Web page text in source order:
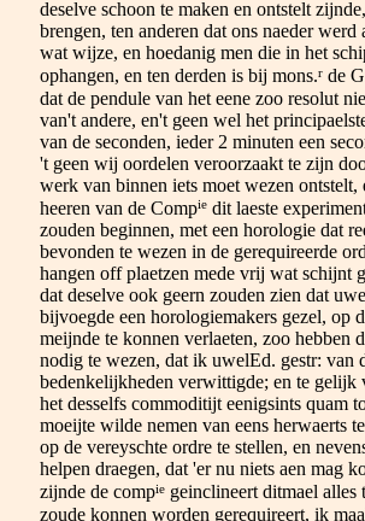
deselve schoon te maken en ontstelt
brengen, ten anderen dat ons naeder werd
wat wijze, en hoedanig men die in het
ophangen, en ten derden is bij mons.r de
dat de pendule van het eene zoo resolut
van't andere, en't geen wel het
van de seconden, ieder 2 minuten een
't geen wij oordelen veroorzaakt te zijn
werk van binnen iets moet wezen ontstelt,
heeren van de Compie dit laeste
zouden beginnen, met een horologie dat
bevonden te wezen in de gerequireerde
hangen off plaetzen mede vrij wat schijnt
dat deselve ook geern zouden zien dat
bijvoegde een horologiemakers gezel, op
meijnde te konnen verlaeten, zoo hebben
nodig te wezen, dat ik uwelEd. gestr: van
bedenkelijkheden verwittigde; en te gelijk
het desselfs commoditijt eenigsints quam
moeijte wilde nemen van eens herwaerts
op de vereyschte ordre te stellen, en
helpen draegen, dat 'er nu niets aen mag
zijnde de compie geinclineert ditmael alles
zoude konnen worden gerequireert, ik